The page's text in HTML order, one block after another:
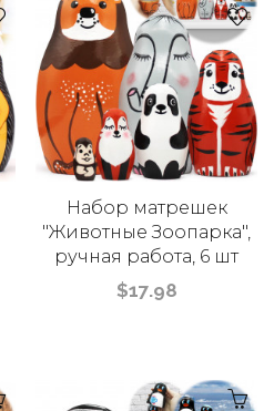
Набор матрешек
"Животные Зоопарка",
ручная работа, 6 шт
$17.98